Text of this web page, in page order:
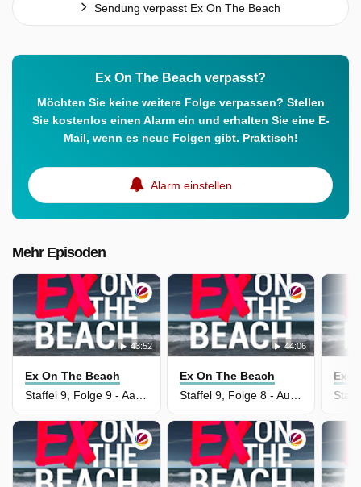
Sendung verpasst Ex On The Beach
Ex On The Beach verpasst?
Möchten Sie keine weitere Folge verpassen? Stellen
Sie kostenlos einen Alarm ein und erhalten Sie eine E-
Mail, wenn es neue Folgen gibt. Praktisch!
Alarm einstellen
Mehr Episoden
43:52
Ex On The Beach
Staffel 9, Folge 9 - Aaron will alles
44:06
Ex On The Beach
Staffel 9, Folge 8 - Auf der Kippe
Ex